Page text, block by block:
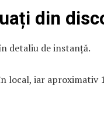
din
detaliu de instanță.
local, iar aproximativ